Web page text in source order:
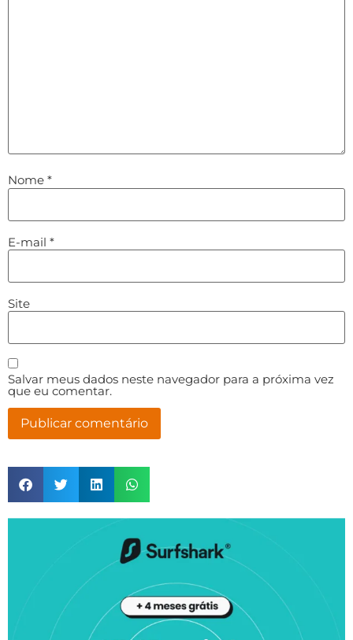
Nome *
E-mail *
Site
Salvar meus dados neste navegador para a próxima vez
que eu comentar.